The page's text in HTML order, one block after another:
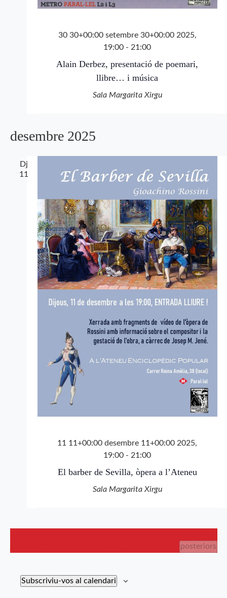
30 30+00:00 setembre 30+00:00 2025,
19:00 - 21:00
Alain Derbez, presentació de poemari,
llibre… i música
Sala Margarita Xirgu
desembre 2025
Dj
11
11 11+00:00 desembre 11+00:00 2025,
19:00 - 21:00
El barber de Sevilla, òpera a l’Ateneu
Sala Margarita Xirgu
posteriors
Subscriviu-vos al calendari